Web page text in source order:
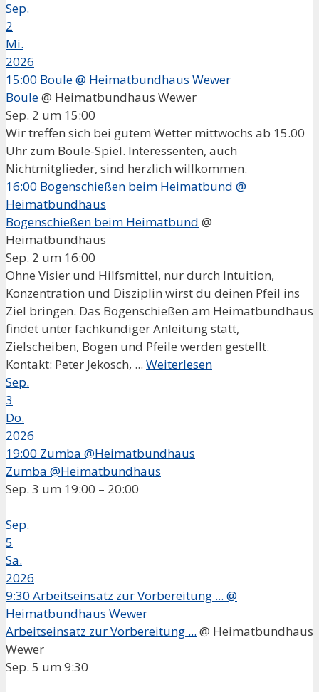
Sep.
2
Mi.
2026
15:00 Boule@ Heimatbundhaus Wewer
Boule@ Heimatbundhaus Wewer
Sep. 2 um 15:00
Wir treffen sich bei gutem Wetter mittwochs ab 15.00
Uhr zum Boule-Spiel. Interessenten, auch
Nichtmitglieder, sind herzlich willkommen.
16:00 Bogenschießen beim Heimatbund @
Heimatbundhaus
Bogenschießen beim Heimatbund @
Heimatbundhaus
Sep. 2 um 16:00
Ohne Visier und Hilfsmittel, nur durch Intuition,
Konzentration und Disziplin wirst du deinen Pfeil ins
Ziel bringen. Das Bogenschießen am Heimatbundhaus
findet unter fachkundiger Anleitung statt,
Zielscheiben, Bogen und Pfeile werden gestellt.
Kontakt: Peter Jekosch, ... Weiterlesen
Sep.
3
Do.
2026
19:00 Zumba @Heimatbundhaus
Zumba @Heimatbundhaus
Sep. 3 um 19:00 – 20:00
Sep.
5
Sa.
2026
9:30 Arbeitseinsatz zur Vorbereitung ... @
Heimatbundhaus Wewer
Arbeitseinsatz zur Vorbereitung ... @ Heimatbundhaus
Wewer
Sep. 5 um 9:30